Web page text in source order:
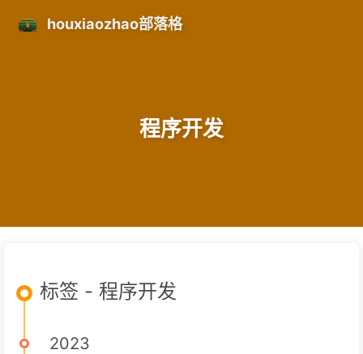
houxiaozhao部落格
程序开发
标签 - 程序开发
2023